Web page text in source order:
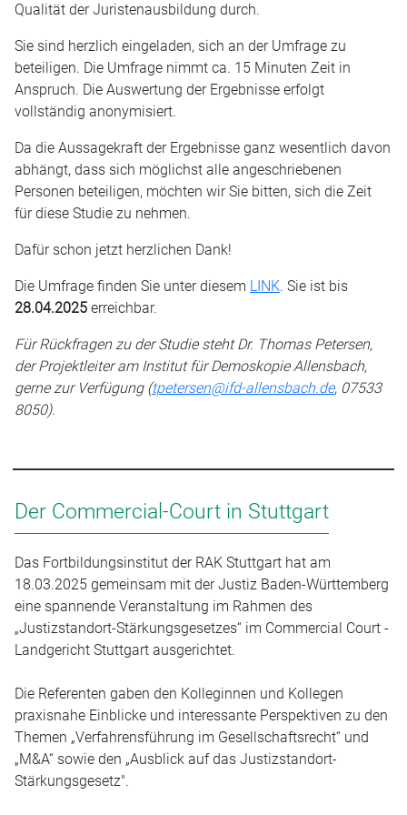
Qualität der Juristenausbildung durch.
Sie sind herzlich eingeladen, sich an der Umfrage zu
beteiligen. Die Umfrage nimmt ca. 15 Minuten Zeit in
Anspruch. Die Auswertung der Ergebnisse erfolgt
vollständig anonymisiert.
Da die Aussagekraft der Ergebnisse ganz wesentlich davon
abhängt, dass sich möglichst alle angeschriebenen
Personen beteiligen, möchten wir Sie bitten, sich die Zeit
für diese Studie zu nehmen.
Dafür schon jetzt herzlichen Dank!
Die Umfrage finden Sie unter diesem LINK. Sie ist bis
28.04.2025 erreichbar.
Für Rückfragen zu der Studie steht Dr. Thomas Petersen,
der Projektleiter am Institut für Demoskopie Allensbach,
gerne zur Verfügung (tpetersen@ifd-allensbach.de, 07533
8050).
Der Commercial-Court in Stuttgart
Das Fortbildungsinstitut der RAK Stuttgart hat am
18.03.2025 gemeinsam mit der Justiz Baden-Württemberg
eine spannende Veranstaltung im Rahmen des
„Justizstandort-Stärkungsgesetzes“ im Commercial Court -
Landgericht Stuttgart ausgerichtet.
Die Referenten gaben den Kolleginnen und Kollegen
praxisnahe Einblicke und interessante Perspektiven zu den
Themen „Verfahrensführung im Gesellschaftsrecht“ und
„M&A“ sowie den „Ausblick auf das Justizstandort-
Stärkungsgesetz".